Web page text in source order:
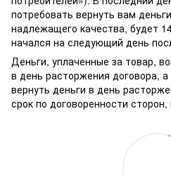
потребовать вернуть вам
надлежащего качества, будет
начался на следующий день
Деньги, уплаченные за товар,
в день расторжения договора,
вернуть деньги в день
срок по договоренности